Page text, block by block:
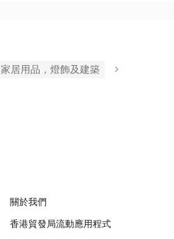
家居用品，燈飾及建築
關於我們
香港貿發局流動應用程式